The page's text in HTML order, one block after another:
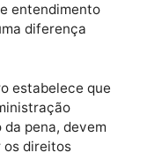
um avanço
se posiciona
decisão judicial é
haja